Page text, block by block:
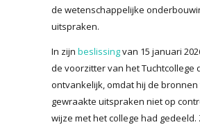
de wetenschappelijke
uitspraken.
In zijn beslissingvan 15 januari
de voorzitter van het Tuchtcollege
ontvankelijk, omdat hij de bronnen
gewraakte uitspraken niet op
wijze met het college had gedeeld.